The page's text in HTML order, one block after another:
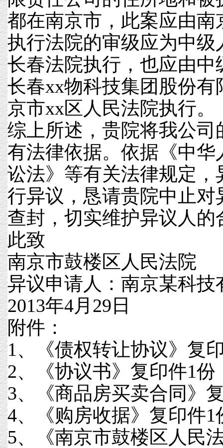
都在南京市，此案应由南
执行法院的审级应为中级
长春法院执行，也应由中
长春xx物科技集团股份有
京市xx区人民法院执行。
综上所述，贵院将我公司
有法律依据。依据《中华
讼法》等有关法律规定，
行异议，恳请贵院中止对
查封，切实维护异议人的
此致
南京市鼓楼区人民法院
异议申请人：南京某科技
2013年4月29日
附件：
1、《债权转让协议》复
2、《协议书》复印件1份
3、《商品房买卖合同》
4、《购房收据》复印件1
5、《南京市鼓楼区人民